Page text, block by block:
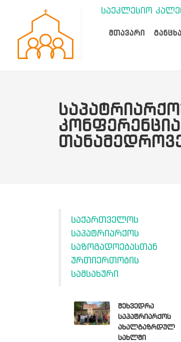
საეკლესიო
ᲛᲗᲐᲕᲐᲠᲘ
საქართველოს
საპატრიარქოს
საზოგადოებასთან
ურთიერთობის
სამსახური
შეხვედრა
საპატრიარქოს
ახალგაზრდულ
სახლში